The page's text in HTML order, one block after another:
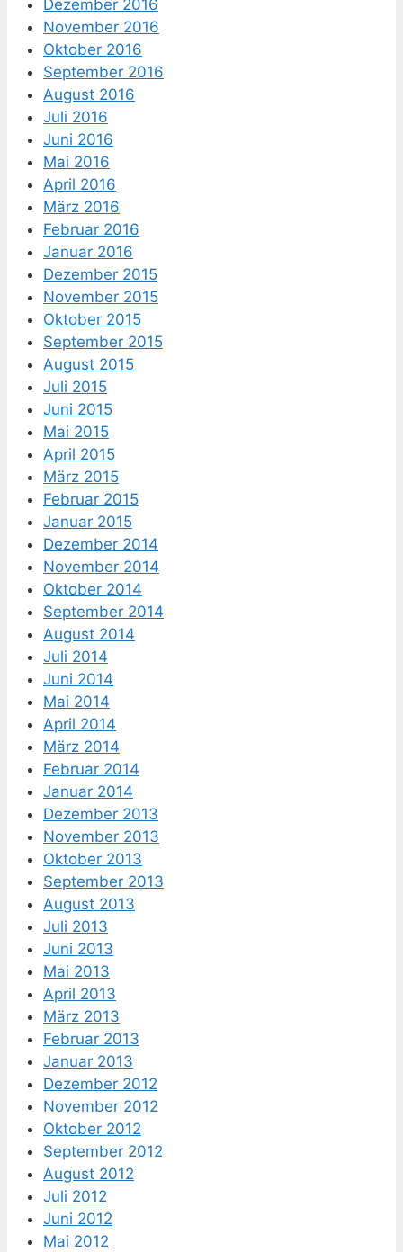
Dezember 2016
November 2016
Oktober 2016
September 2016
August 2016
Juli 2016
Juni 2016
Mai 2016
April 2016
März 2016
Februar 2016
Januar 2016
Dezember 2015
November 2015
Oktober 2015
September 2015
August 2015
Juli 2015
Juni 2015
Mai 2015
April 2015
März 2015
Februar 2015
Januar 2015
Dezember 2014
November 2014
Oktober 2014
September 2014
August 2014
Juli 2014
Juni 2014
Mai 2014
April 2014
März 2014
Februar 2014
Januar 2014
Dezember 2013
November 2013
Oktober 2013
September 2013
August 2013
Juli 2013
Juni 2013
Mai 2013
April 2013
März 2013
Februar 2013
Januar 2013
Dezember 2012
November 2012
Oktober 2012
September 2012
August 2012
Juli 2012
Juni 2012
Mai 2012